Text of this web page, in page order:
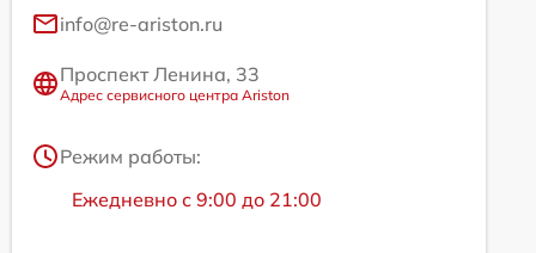
info@re-ariston.ru
Проспект Ленина, 33
Адрес сервисного центра Ariston
Режим работы:
Ежедневно с 9:00 до 21:00